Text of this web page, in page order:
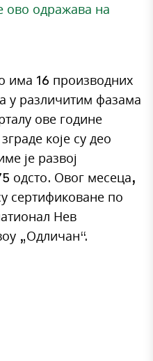
ово одражава на
има 16 производних
у различитим фазама
ове године
које су део
је развој
одсто. Овог месеца,
сертификоване по
Нев
„Одличан“.